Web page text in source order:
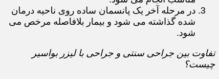
در مرحله آخر یک پانسمان ساده روی ناحیه درمان
شده گذاشته می شود و بیمار بلافاصله مرخص می
شود.
تفاوت بین جراحی سنتی و جراحی با لیزر بواسیر
چیست؟